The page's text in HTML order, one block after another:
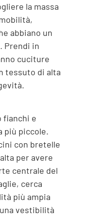
la massa
abbiano un
Prendi in
cuciture
tessuto di alta
fianchi e
più piccole.
con bretelle
per avere
centrale del
cerca
più ampia
vestibilità